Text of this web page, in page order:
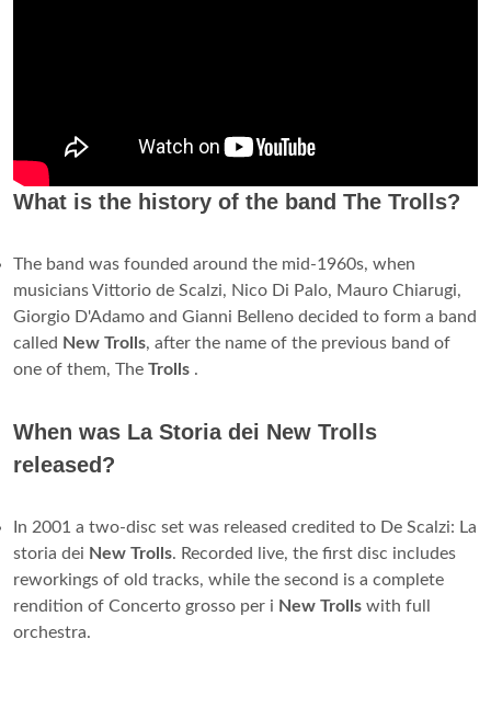
What is the history of the band The Trolls?
The band was founded around the mid-1960s, when
musicians Vittorio de Scalzi, Nico Di Palo, Mauro Chiarugi,
Giorgio D'Adamo and Gianni Belleno decided to form a band
called New Trolls, after the name of the previous band of
one of them, The Trolls .
When was La Storia dei New Trolls
released?
In 2001 a two-disc set was released credited to De Scalzi: La
storia dei New Trolls. Recorded live, the first disc includes
reworkings of old tracks, while the second is a complete
rendition of Concerto grosso per i New Trolls with full
orchestra.